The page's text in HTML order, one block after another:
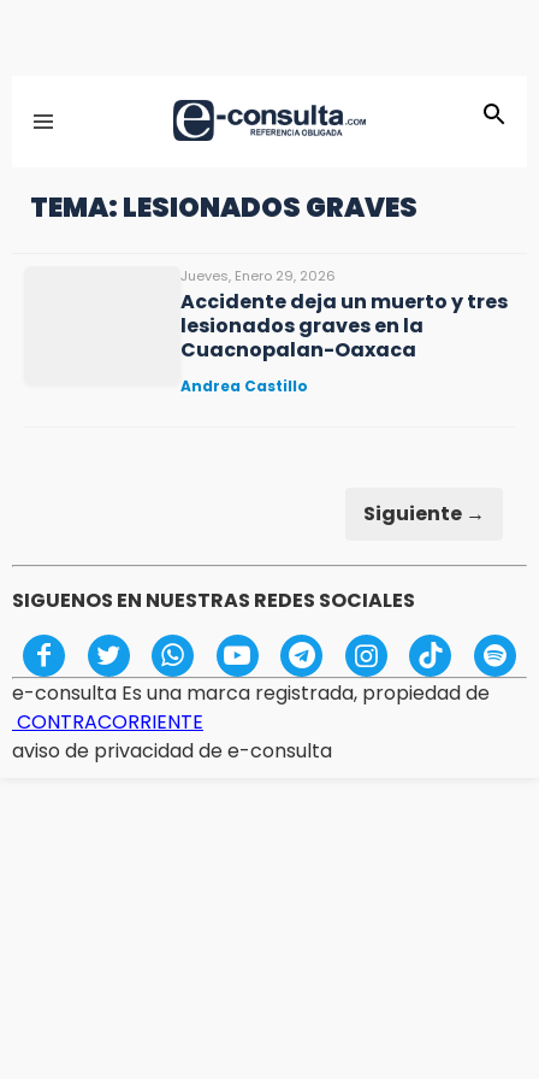
TEMA: LESIONADOS GRAVES
Jueves, Enero 29, 2026
Accidente deja un muerto y tres
lesionados graves en la
Cuacnopalan-Oaxaca
Andrea Castillo
Siguiente →
SIGUENOS EN NUESTRAS REDES SOCIALES
e-consulta Es una marca registrada, propiedad de
CONTRACORRIENTE
aviso de privacidad de e-consulta